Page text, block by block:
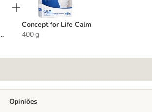
Concept for Life Calm
400 g
Opiniões